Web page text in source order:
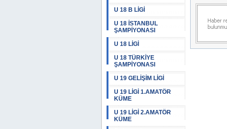
U 18 B LİGİ
U 18 İSTANBUL
ŞAMPİYONASI
U 18 LİGİ
U 18 TÜRKİYE
ŞAMPİYONASI
U 19 GELİŞİM LİGİ
U 19 LİGİ 1.AMATÖR
KÜME
U 19 LİGİ 2.AMATÖR
KÜME